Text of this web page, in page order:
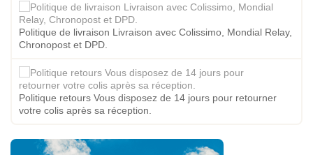
Politique de livraison Livraison avec Colissimo, Mondial Relay,
Chronopost et DPD.
Politique retours Vous disposez de 14 jours pour retourner
votre colis après sa réception.